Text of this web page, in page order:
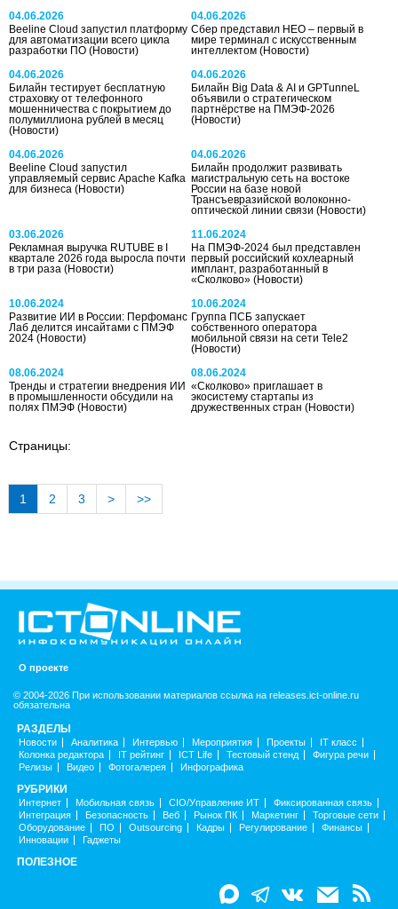
04.06.2026
Beeline Cloud запустил платформу
для автоматизации всего цикла
разработки ПО (Новости)
04.06.2026
Сбер представил НЕО – первый в
мире терминал с искусственным
интеллектом(Новости)
04.06.2026
Билайн тестирует бесплатную
страховку от телефонного
мошенничества с покрытием до
полумиллиона рублей в месяц
(Новости)
04.06.2026
Билайн Big Data & AI и GPTunneL
объявили о стратегическом
партнёрстве на ПМЭФ-2026
(Новости)
04.06.2026
Beeline Cloud запустил
управляемый сервис Apache Kafka
для бизнеса (Новости)
04.06.2026
Билайн продолжит развивать
магистральную сеть на востоке
России на базе новой
Трансъевразийской волоконно-
оптической линии связи(Новости)
03.06.2026
Рекламная выручка RUTUBE в I
квартале 2026 года выросла почти
в три раза (Новости)
11.06.2024
На ПМЭФ-2024 был представлен
первый российский кохлеарный
имплант, разработанный в
«Сколково»(Новости)
10.06.2024
Развитие ИИ в России: Перфоманс
Лаб делится инсайтами с ПМЭФ
2024 (Новости)
10.06.2024
Группа ПСБ запускает
собственного оператора
мобильной связи на сети Tele2
(Новости)
08.06.2024
Тренды и стратегии внедрения ИИ
в промышленности обсудили на
полях ПМЭФ (Новости)
08.06.2024
«Сколково» приглашает в
экосистему стартапы из
дружественных стран(Новости)
Страницы:
1 2 3 > >>
О проекте
© 2004-2026 При использовании материалов ссылка на releases.ict-online.ru
обязательна
РАЗДЕЛЫ
Новости Аналитика Интервью Мероприятия Проекты
IT класс
Колонка редактора
IT рейтинг ICT Life Тестовый стенд
Фигура речи
Релизы
Видео Фотогалерея Инфографика
РУБРИКИ
Интернет Мобильная связь CIO/Управление ИТ
Фиксированная связь
Интеграция
Безопасность Веб Рынок ПК Маркетинг
Торговые сети
Оборудование
ПО Outsourcing Кадры Регулирование
Финансы
Инновации
Гаджеты
ПОЛЕЗНОЕ